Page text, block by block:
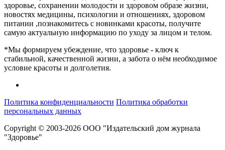
здоровье, сохранении молодости и здоровом образе жизни,
новостях медицины, психологии и отношениях, здоровом
питании ,познакомитесь с новинками красоты, получите
самую актуальную информацию по уходу за лицом и телом.
*Мы формируем убеждение, что здоровье - ключ к
стабильной, качественной жизни, а забота о нём необходимое
условие красоты и долголетия.
Политика конфиденциальности Политика обработки
персональных данных
Copyright © 2003-2026 ООО "Издательский дом журнала
"Здоровье"